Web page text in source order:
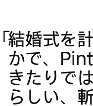
結婚式を
かで、
きたりで
らしい、